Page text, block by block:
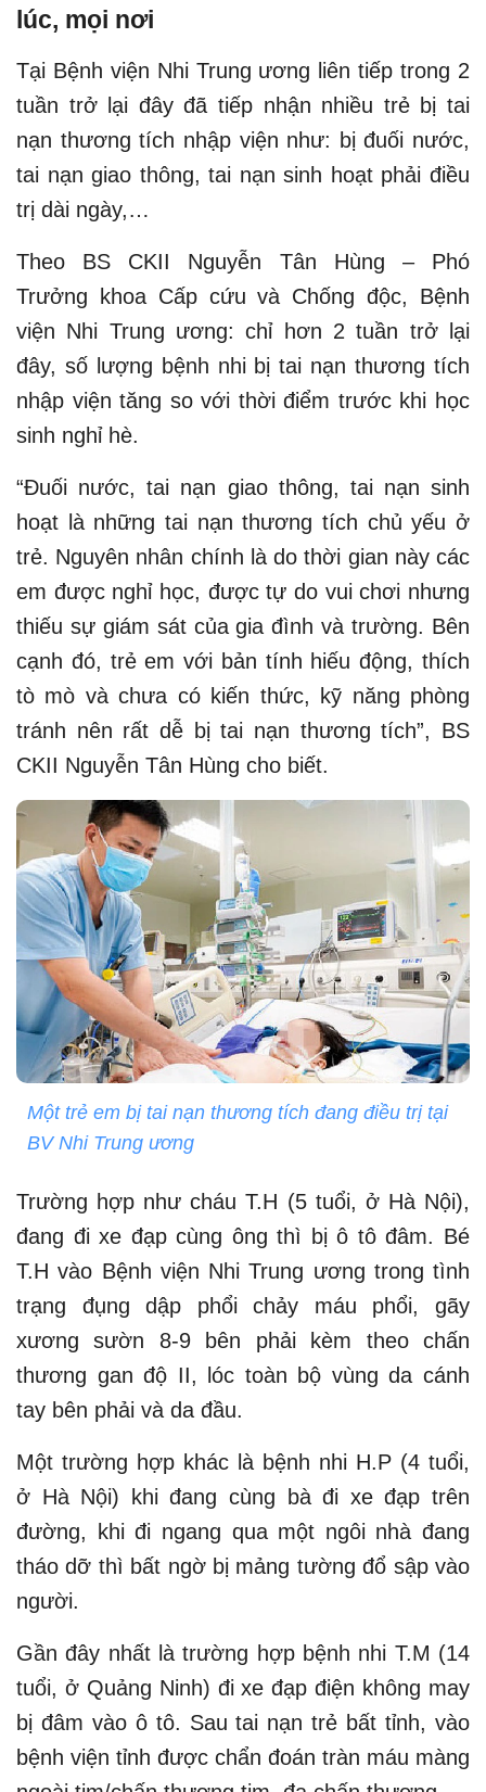
lúc, mọi nơi
Tại Bệnh viện Nhi Trung ương liên tiếp trong 2
tuần trở lại đây đã tiếp nhận nhiều trẻ bị tai
nạn thương tích nhập viện như: bị đuối nước,
tai nạn giao thông, tai nạn sinh hoạt phải điều
trị dài ngày,…
Theo BS CKII Nguyễn Tân Hùng – Phó
Trưởng khoa Cấp cứu và Chống độc, Bệnh
viện Nhi Trung ương: chỉ hơn 2 tuần trở lại
đây, số lượng bệnh nhi bị tai nạn thương tích
nhập viện tăng so với thời điểm trước khi học
sinh nghỉ hè.
“Đuối nước, tai nạn giao thông, tai nạn sinh
hoạt là những tai nạn thương tích chủ yếu ở
trẻ. Nguyên nhân chính là do thời gian này các
em được nghỉ học, được tự do vui chơi nhưng
thiếu sự giám sát của gia đình và trường. Bên
cạnh đó, trẻ em với bản tính hiếu động, thích
tò mò và chưa có kiến thức, kỹ năng phòng
tránh nên rất dễ bị tai nạn thương tích”, BS
CKII Nguyễn Tân Hùng cho biết.
Một trẻ em bị tai nạn thương tích đang điều trị tại
BV Nhi Trung ương
Trường hợp như cháu T.H (5 tuổi, ở Hà Nội),
đang đi xe đạp cùng ông thì bị ô tô đâm. Bé
T.H vào Bệnh viện Nhi Trung ương trong tình
trạng đụng dập phổi chảy máu phổi, gãy
xương sườn 8-9 bên phải kèm theo chấn
thương gan độ II, lóc toàn bộ vùng da cánh
tay bên phải và da đầu.
Một trường hợp khác là bệnh nhi H.P (4 tuổi,
ở Hà Nội) khi đang cùng bà đi xe đạp trên
đường, khi đi ngang qua một ngôi nhà đang
tháo dỡ thì bất ngờ bị mảng tường đổ sập vào
người.
Gần đây nhất là trường hợp bệnh nhi T.M (14
tuổi, ở Quảng Ninh) đi xe đạp điện không may
bị đâm vào ô tô. Sau tai nạn trẻ bất tỉnh, vào
bệnh viện tỉnh được chẩn đoán tràn máu màng